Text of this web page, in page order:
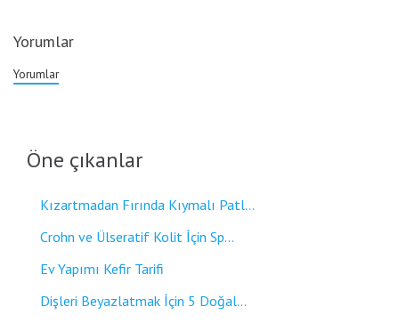
Yorumlar
Yorumlar
Öne çıkanlar
Kızartmadan Fırında Kıymalı Patl...
Crohn ve Ülseratif Kolit İçin Sp...
Ev Yapımı Kefir Tarifi
Dişleri Beyazlatmak İçin 5 Doğal...